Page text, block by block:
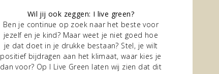
Wil jij ook zeggen: I live green?
Ben je continue op zoek naar het beste voor
jezelf en je kind? Maar weet je niet goed hoe
je dat doet in je drukke bestaan? Stel, je wilt
positief bijdragen aan het klimaat, waar kies je
dan voor? Op I Live Green laten wij zien dat dit